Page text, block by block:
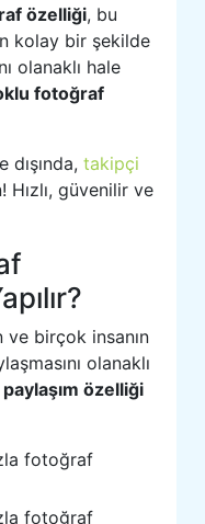
özelliği, bu
kolay bir şekilde
olanaklı hale
fotoğraf
dışında,takipçi
güvenilir ve
ve birçok insanın
olanaklı
özelliği
fotoğraf
fotoğraf